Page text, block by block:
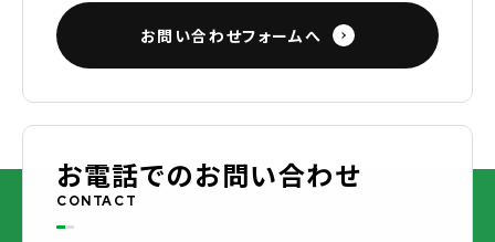
お問い合わせフォームへ
お電話でのお問い合わせ
CONTACT